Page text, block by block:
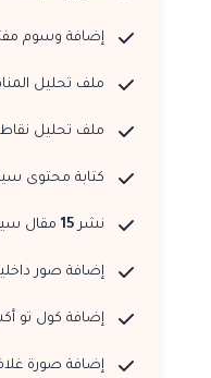
إضافة وسوم
ملف تحليل
ملف تحليل نقاط
كتابة محتوى
نشر 15مقال
إضافة صور
إضافة كول تو
إضافة صورة